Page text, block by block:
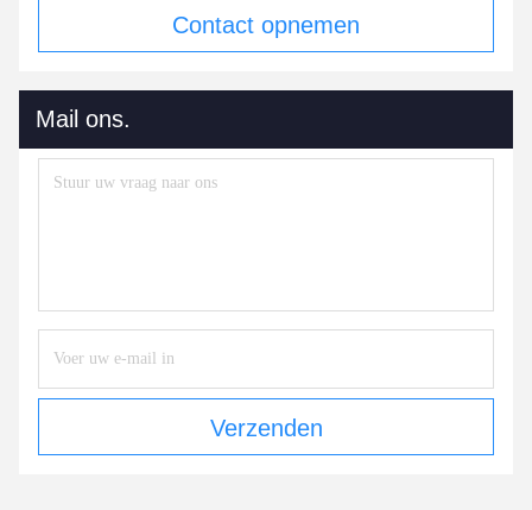
Contact opnemen
Mail ons.
Verzenden